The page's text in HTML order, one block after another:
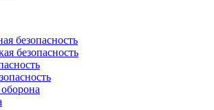
безопасность
безопасность